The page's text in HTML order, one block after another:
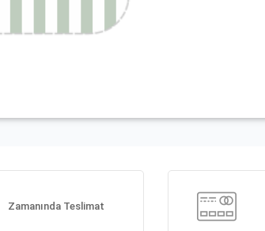
Zamanında Teslimat